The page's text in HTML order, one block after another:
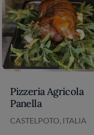
Pizzeria Agricola
Panella
CASTELPOTO, ITALIA